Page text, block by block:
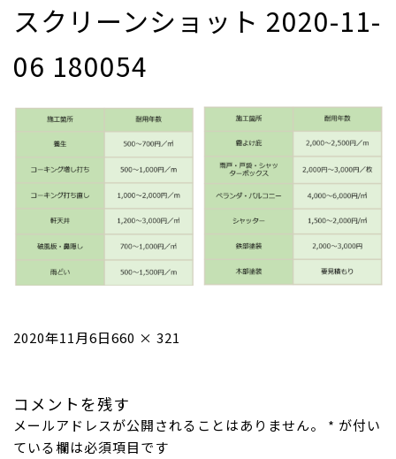
スクリーンショット 2020-11-
06 180054
投
2020年11月6日フ
イ
ズ
660 × 321
コメントを残す
メールアドレスが公開されることはありません。 * が付い
ている欄は必須項目です